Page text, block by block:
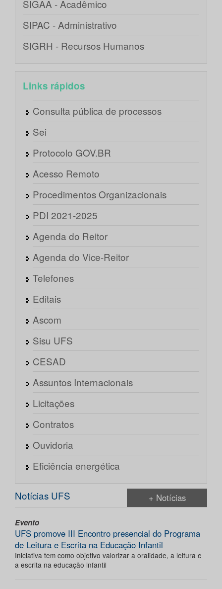
SIGAA - Acadêmico
SIPAC - Administrativo
SIGRH - Recursos Humanos
Links rápidos
Consulta pública de processos
Sei
Protocolo GOV.BR
Acesso Remoto
Procedimentos Organizacionais
PDI 2021-2025
Agenda do Reitor
Agenda do Vice-Reitor
Telefones
Editais
Ascom
Sisu UFS
CESAD
Assuntos Internacionais
Licitações
Contratos
Ouvidoria
Eficiência energética
Notícias UFS + Notícias
Evento
UFS promove III Encontro presencial do Programa
de Leitura e Escrita na Educação Infantil
Iniciativa tem como objetivo valorizar a oralidade, a leitura e
a escrita na educação infantil